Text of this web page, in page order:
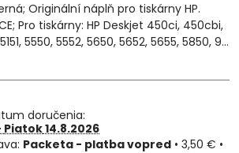
Originální náplň pro tiskárny HP.
Pro tiskárny: HP Deskjet 450ci, 450cbi,
5550, 5552, 5650, 5652, 5655, 5850, 9...
doručenia:
Piatok14.8.2026
Packeta - platba vopred • 3,50 € •